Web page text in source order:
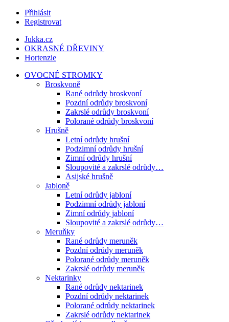
Přihlásit
Registrovat
Jukka.cz
OKRASNÉ DŘEVINY
Hortenzie
OVOCNÉ STROMKY
Broskvoně
Rané odrůdy broskvoní
Pozdní odrůdy broskvoní
Zakrslé odrůdy broskvoní
Polorané odrůdy broskvoní
Hrušně
Letní odrůdy hrušní
Podzimní odrůdy hrušní
Zimní odrůdy hrušní
Sloupovité a zakrslé odrůdy…
Asijské hrušně
Jabloně
Letní odrůdy jabloní
Podzimní odrůdy jabloní
Zimní odrůdy jabloní
Sloupovité a zakrslé odrůdy…
Meruňky
Rané odrůdy meruněk
Pozdní odrůdy meruněk
Polorané odrůdy meruněk
Zakrslé odrůdy meruněk
Nektarinky
Rané odrůdy nektarinek
Pozdní odrůdy nektarinek
Polorané odrůdy nektarinek
Zakrslé odrůdy nektarinek